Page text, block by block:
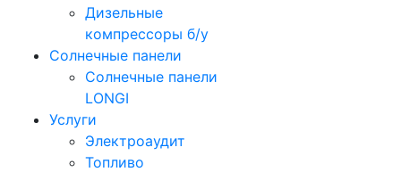
Дизельные
компрессоры б/у
Солнечные панели
Солнечные панели
LONGI
Услуги
Электроаудит
Топливо